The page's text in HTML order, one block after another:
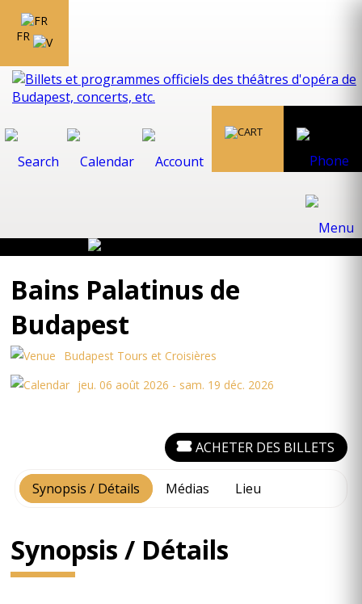
FR
Bains Palatinus de
Budapest
Budapest Tours et Croisières
jeu. 06 août 2026 - sam. 19 déc. 2026
Synopsis / Détails Médias Lieu
ACHETER DES BILLETS
Synopsis / Détails